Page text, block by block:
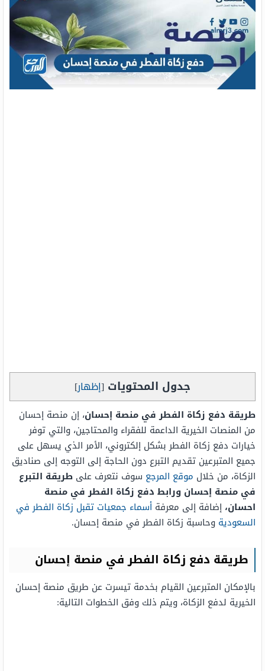
جدول المحتويات [إظهار]
طريقة دفع زكاة الفطر في منصة إحسان، إن منصة إحسان
من المنصات الخيرية الداعمة للفقراء والمحتاجين، والتي توفر
خيارات دفع زكاة الفطر بشكل إلكتروني، الأمر الذي يسهل على
جميع المتبرعين تقديم التبرع دون الحاجة إلى التوجه إلى صناديق
الزكاة، من خلال موقع المرجع سوف نتعرف على طريقة التبرع
في منصة إحسان ورابط دفع زكاة الفطر في منصة
احسان، إضافة إلى معرفة أسماء جمعيات تقبل زكاة الفطر في
السعودية وحاسبة زكاة الفطر في منصة إحسان.
طريقة دفع زكاة الفطر في منصة إحسان
بالإمكان المتبرعين القيام بخدمة تيسرت عن طريق منصة إحسان
الخيرية لدفع الزكاة، ويتم ذلك وفق الخطوات التالية: